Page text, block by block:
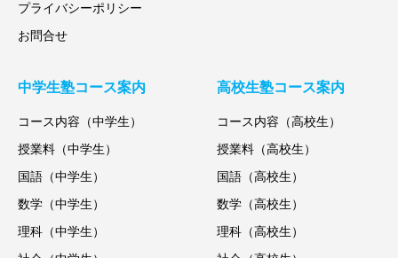
プライバシーポリシー
お問合せ
中学生塾コース案内
コース内容（中学生）
授業料（中学生）
国語（中学生）
数学（中学生）
理科（中学生）
高校生塾コース案内
コース内容（高校生）
授業料（高校生）
国語（高校生）
数学（高校生）
理科（高校生）